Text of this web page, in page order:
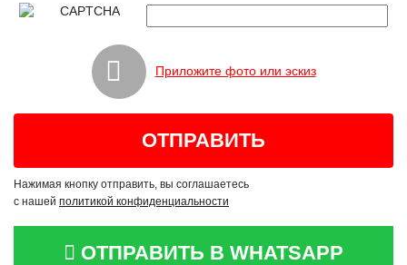
Приложите фото или эскиз
Нажимая кнопку отправить, вы соглашаетесь
с нашей политикой конфиденциальности
ОТПРАВИТЬ В WHATSAPP